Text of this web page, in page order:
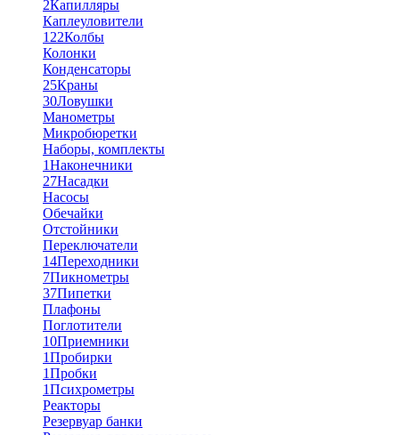
2Капилляры
Каплеуловители
122Колбы
Колонки
Конденсаторы
25Краны
30Ловушки
Манометры
Микробюретки
Наборы, комплекты
1Наконечники
27Насадки
Насосы
Обечайки
Отстойники
Переключатели
14Переходники
7Пикнометры
37Пипетки
Плафоны
Поглотители
10Приемники
1Пробирки
1Пробки
1Психрометры
Реакторы
Резервуар банки